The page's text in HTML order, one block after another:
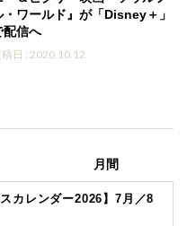
・ワールド』が「Disney＋」
配信へ
日 : 2020.10.12
月間
スカレンダー2026】7月／8